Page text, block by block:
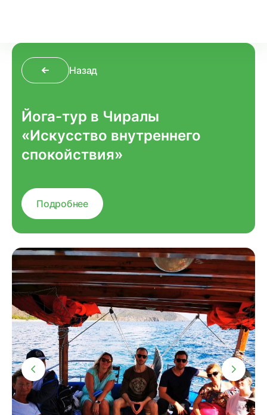
Назад
Йога-тур в Чиралы
«Искусство внутреннего
спокойствия»
Подробнее